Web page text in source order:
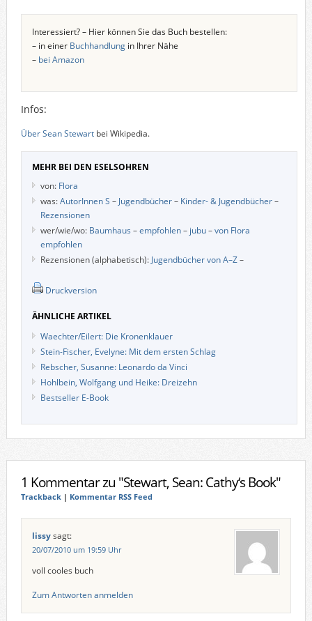
Interessiert? – Hier können Sie das Buch bestellen:
– in einer Buchhandlungin Ihrer Nähe
– bei Amazon
Infos:
Über Sean Stewartbei Wikipedia.
MEHR BEI DEN ESELSOHREN
von: Flora
was:AutorInnen S – Jugendbücher– Kinder- & Jugendbücher–
Rezensionen
wer/wie/wo: Baumhaus –empfohlen– jubu–von Flora
empfohlen
Rezensionen (alphabetisch): Jugendbücher von A–Z–
Druckversion
ÄHNLICHE ARTIKEL
Waechter/Eilert: Die Kronenklauer
Stein-Fischer, Evelyne: Mit dem ersten Schlag
Rebscher, Susanne: Leonardo da Vinci
Hohlbein, Wolfgang und Heike: Dreizehn
Bestseller E-Book
1 Kommentar zu "Stewart, Sean: Cathy‘s Book"
Trackback| Kommentar RSS Feed
lissysagt:
20/07/2010 um 19:59 Uhr
voll cooles buch
Zum Antworten anmelden